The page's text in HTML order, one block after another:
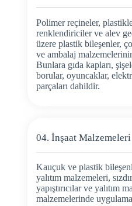
Polimer reçineler,
renklendiriciler ve alev
üzere plastik bileşenler,
ve ambalaj
Bunlara gıda kapları,
borular, oyuncaklar,
parçaları dahildir.
04. İnşaat Malzemeleri
Kauçuk ve plastik
yalıtım malzemeleri,
yapıştırıcılar ve yalıtım
malzemelerinde